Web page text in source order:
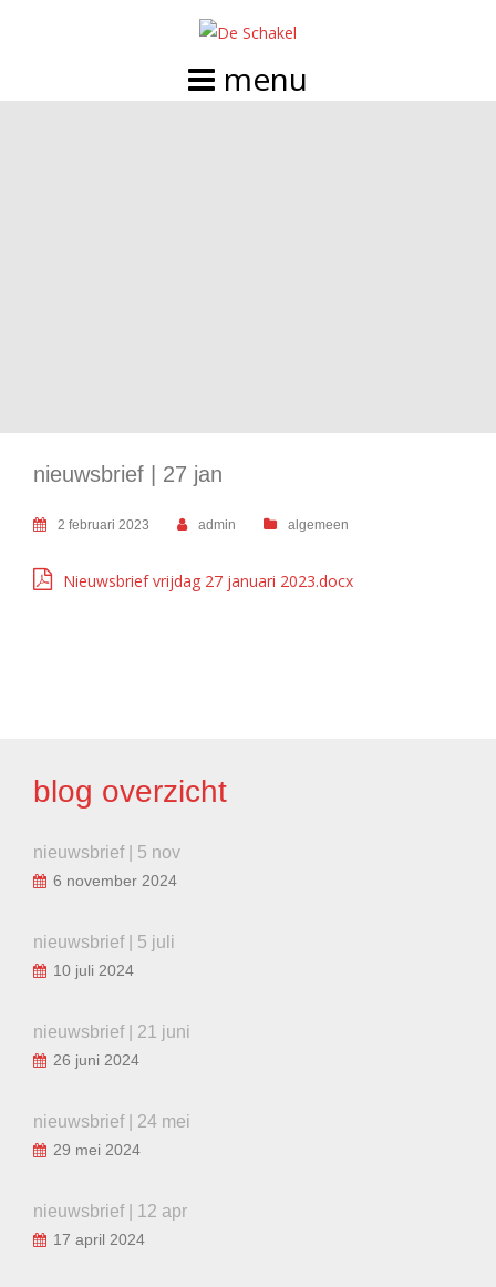
nieuwsbrief | 27 jan
2 februari 2023 admin algemeen
Nieuwsbrief vrijdag 27 januari 2023.docx
blog overzicht
nieuwsbrief | 5 nov
6 november 2024
nieuwsbrief | 5 juli
10 juli 2024
nieuwsbrief | 21 juni
26 juni 2024
nieuwsbrief | 24 mei
29 mei 2024
nieuwsbrief | 12 apr
17 april 2024